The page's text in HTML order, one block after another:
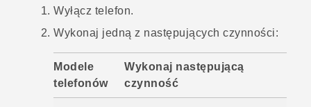
Wyłącz telefon.
Wykonaj jedną z następujących czynności:
Modele
telefonów
Wykonaj następującą
czynność